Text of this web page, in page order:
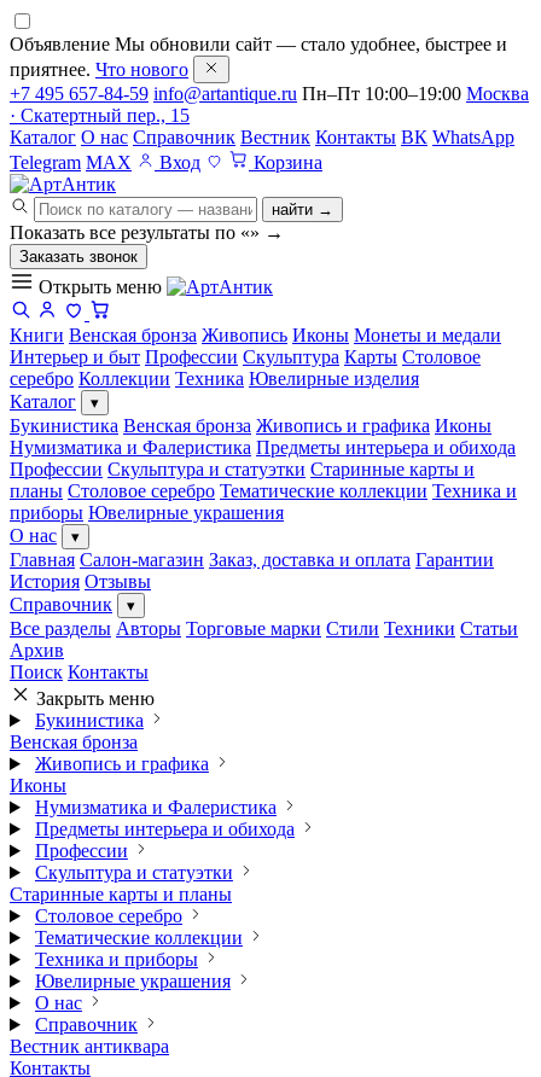
Объявление Мы обновили сайт — стало удобнее, быстрее и
приятнее. Что нового
+7 495 657-84-59 info@artantique.ru Пн–Пт 10:00–19:00 Москва
· Скатертный пер., 15
Каталог О нас Справочник Вестник Контакты ВК WhatsApp
Telegram MAX Вход Корзина
найти →
Показать все результаты по «» →
Заказать звонок
Открыть меню
Книги Венская бронза Живопись Иконы Монеты и медали
Интерьер и быт Профессии Скульптура Карты Столовое
серебро Коллекции Техника Ювелирные изделия
Каталог
▾
Букинистика Венская бронза Живопись и графика Иконы
Нумизматика и Фалеристика Предметы интерьера и обихода
Профессии Скульптура и статуэтки Старинные карты и
планы Столовое серебро Тематические коллекции Техника и
приборы Ювелирные украшения
О нас
▾
Главная Салон-магазин Заказ, доставка и оплата Гарантии
История Отзывы
Справочник
▾
Все разделы Авторы Торговые марки Стили Техники Статьи
Архив
Поиск Контакты
Закрыть меню
Букинистика
Венская бронза
Живопись и графика
Иконы
Нумизматика и Фалеристика
Предметы интерьера и обихода
Профессии
Скульптура и статуэтки
Старинные карты и планы
Столовое серебро
Тематические коллекции
Техника и приборы
Ювелирные украшения
О нас
Справочник
Вестник антиквара
Контакты